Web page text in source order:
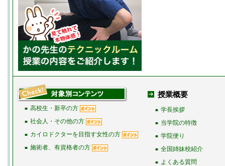
■ 高校生・新卒の方
■ 社会人・その他の方
■ カイロドクターを目指す女性の方
■ 施術者、有資格者の方
授業概要
■ 学長挨拶
■ 当学院の特徴
■ 学院便り
■ 全国姉妹校紹介
■ よくある質問